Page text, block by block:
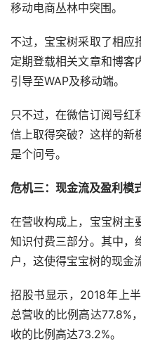
移动电商丛林中突围。
不过，宝宝树采取了相应
定期登载相关文章和博客
引导至WAP及移动端。
只不过，在微信订阅号红
信上取得突破？这样的新
是个问号。
危机三：现金流及盈利模
在营收构成上，宝宝树主
知识付费三部分。其中，
户，这使得宝宝树的现金
招股书显示，2018年上
总营收的比例高达77.8%
收的比例高达73.2%。